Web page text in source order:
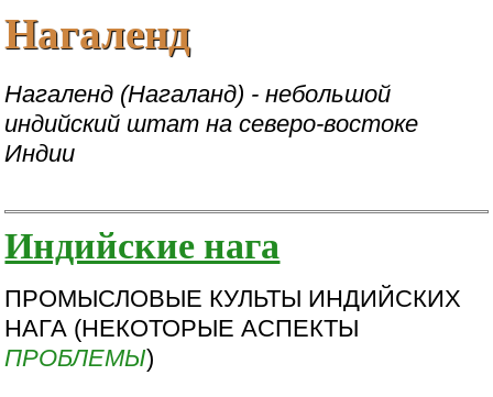
Нагаленд
Нагаленд (Нагаланд) - небольшой
индийский штат на северо-востоке
Индии
Индийские нага
ПРОМЫСЛОВЫЕ КУЛЬТЫ ИНДИЙСКИХ
НАГА (НЕКОТОРЫЕ АСПЕКТЫ
ПРОБЛЕМЫ)